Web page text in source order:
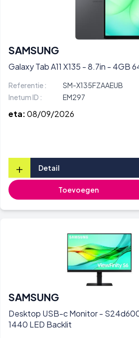
SAMSUNG
Galaxy Tab A11 X135 - 8.7in - 4GB
Referentie :
SM-X135FZAAEUB
Inetum ID :
EM297
eta:08/09/2026
+ Detail
Toevoegen
SAMSUNG
Desktop USB-c Monitor -
1440 LED Backlit